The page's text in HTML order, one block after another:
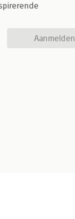
Aanmelden